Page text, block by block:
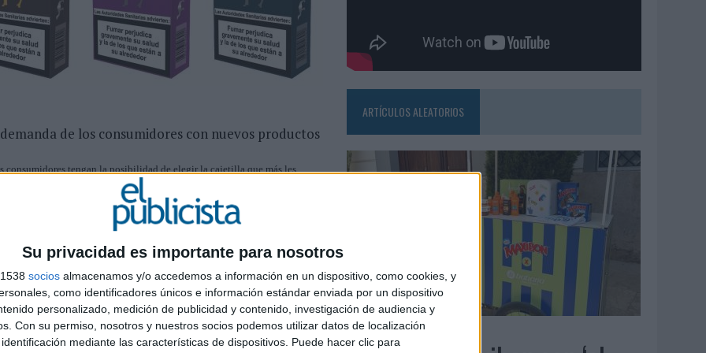
Su privacidad es importante para nosotros
socios almacenamos y/o accedemos a información en un dispositivo, como cookies, y
como identificadores únicos e información estándar enviada por un dispositivo
personalizado, medición de publicidad y contenido, investigación de audiencia y
Con su permiso, nosotros y nuestros socios podemos utilizar datos de localización
mediante las características de dispositivos. Puede hacer clic para
DE SU CALIDAD
EN VERANO Y SUPERA AL MÓVIL COMO DISPOSITIVO MÁS UTILIZADO
de los consumidores con nuevos productos
tengan la posibilidad de elegir la cajetilla que más les
combinaciones que la marca ha sacado al mercado en una edición
en la sociedad y que abarca sectores tan amplios como el de los
Esta vez Camel se ha unido a la inicitiva y ahora ofrece a sus
especial, único y diferente para satisfacer la demanda, cada vez
el tabaco de liar o Black&White como producto sofisticado y
ARTÍCULOS ALEATORIOS
04/08/2026